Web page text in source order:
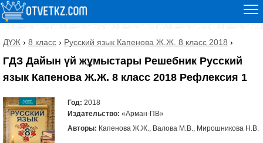
ДҮЖ › 8 класс › Русский язык Капенова Ж.Ж. 8 класс 2018 ›
ГДЗ Дайын үй жұмыстары Решебник Русский
язык Капенова Ж.Ж. 8 класс 2018 Рефлексия 1
Год: 2018
Издательство: «Арман-ПВ»
Авторы: Капенова Ж.Ж., Валова М.В., Мирошникова Н.В.